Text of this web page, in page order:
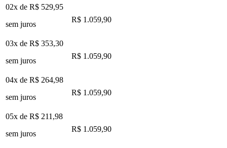
02x de R$ 529,95
sem juros
R$ 1.059,90
03x de R$ 353,30
sem juros
R$ 1.059,90
04x de R$ 264,98
sem juros
R$ 1.059,90
05x de R$ 211,98
sem juros
R$ 1.059,90